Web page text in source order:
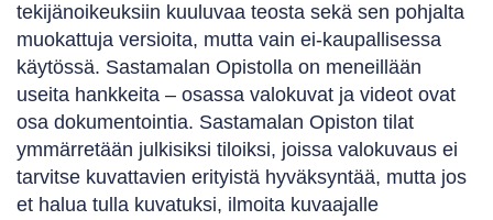
tekijänoikeuksiin kuuluvaa teosta sekä sen pohjalta
muokattuja versioita, mutta vain ei-kaupallisessa
käytössä. Sastamalan Opistolla on meneillään
useita hankkeita – osassa valokuvat ja videot ovat
osa dokumentointia. Sastamalan Opiston tilat
ymmärretään julkisiksi tiloiksi, joissa valokuvaus ei
tarvitse kuvattavien erityistä hyväksyntää, mutta jos
et halua tulla kuvatuksi, ilmoita kuvaajalle